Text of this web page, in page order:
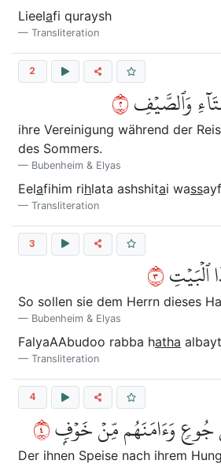
Lieelafi quraysh
Transliteration
2
وَٱلصَّيۡفِ٢
ihre Vereinigung während der
des Sommers.
Bubenheim & Elyas
Eelafihim rihlata ashshitai wassayf
Transliteration
3
ٱلۡبَيۡتِ٣
So sollen sie dem Herrn dieses
Bubenheim & Elyas
FalyaAAbudoo rabba hatha albayt
Transliteration
4
جُوعٖ وَءَامَنَهُم مِّنۡ خَوۡفِۭ٤
Der ihnen Speise nach ihrem